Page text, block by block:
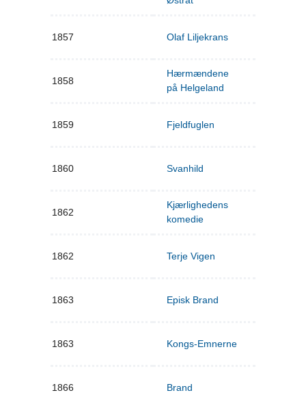
1857 Olaf Liljekrans
1858
Hærmændene
på Helgeland
1859 Fjeldfuglen
1860 Svanhild
1862
Kjærlighedens
komedie
1862 Terje Vigen
1863 Episk Brand
1863 Kongs-Emnerne
1866 Brand